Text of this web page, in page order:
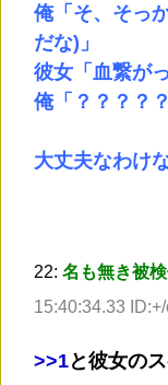
俺「そ、そっ
だな)」
彼女「血繋が
俺「？？？？
大丈夫なわけ
22: 名も無き被
15:40:34.33
>>1と彼女の